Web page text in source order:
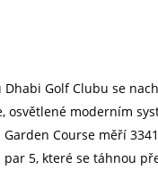
Golf Clubu se
osvětlené moderním
Course měří
5, které se táhnou